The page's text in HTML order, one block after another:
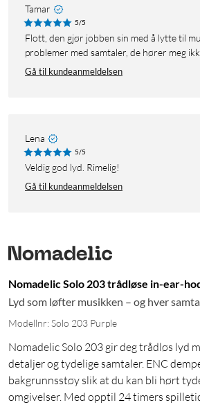
Tamar
5/5
Flott, den gjør jobben sin med å lytte til musikk, men har noen
problemer med samtaler, de hører meg
Gå til kundeanmeldelsen
Lena
5/5
Veldig god lyd. Rimelig!
Gå til kundeanmeldelsen
Nomadelic Solo 203 trådløse in-ear-
Lyd som løfter musikken – og hver
Modellnr: Solo 203 Purple
Nomadelic Solo 203 gir deg trådløs lyd
detaljer og tydelige samtaler. ENC
bakgrunnsstøy slik at du kan bli hørt
omgivelser. Med opptil 24 timers